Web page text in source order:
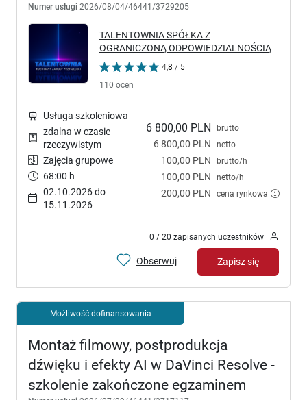
Numer usługi 2026/08/04/46441/3729205
TALENTOWNIA SPÓŁKA Z
OGRANICZONĄ ODPOWIEDZIALNOŚCIĄ
4,8 / 5
110 ocen
6 800,00 PLN brutto
6 800,00 PLN netto
100,00 PLN brutto/h
100,00 PLN netto/h
200,00 PLN cena rynkowa
Usługa szkoleniowa
zdalna w czasie
rzeczywistym
Zajęcia grupowe
68:00 h
02.10.2026 do
15.11.2026
0 / 20 zapisanych uczestników
Obserwuj Zapisz się
Możliwość dofinansowania
Montaż filmowy, postprodukcja
dźwięku i efekty AI w DaVinci Resolve -
szkolenie zakończone egzaminem